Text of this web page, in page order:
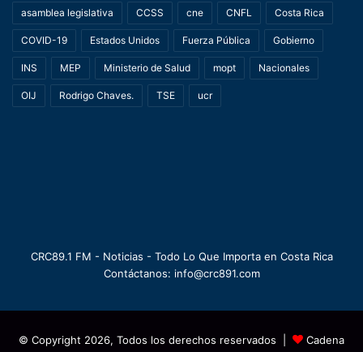
asamblea legislativa CCSS cne CNFL Costa Rica
COVID-19 Estados Unidos Fuerza Pública Gobierno
INS MEP Ministerio de Salud mopt Nacionales
OIJ Rodrigo Chaves. TSE ucr
CRC89.1 FM - Noticias - Todo Lo Que Importa en Costa Rica
Contáctanos: info@crc891.com
© Copyright 2026, Todos los derechos reservados | Cadena